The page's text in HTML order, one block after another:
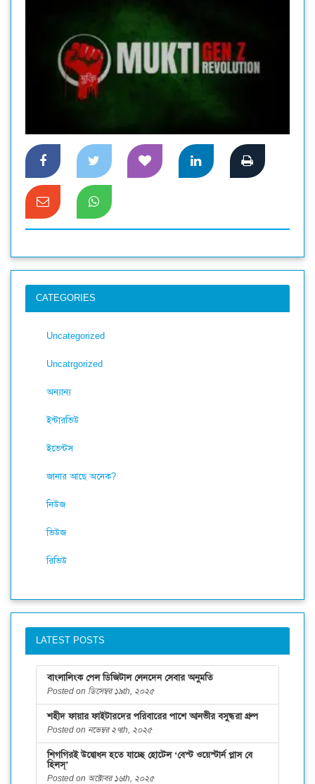
CATEGORIES
Uncategorized
Uncatrgorized
অন্যান্য
ইন্টারভিউ
ইভেন্টস
জানার আছে অনেক?
নিউজ
ভিউজ
রিভিউ
LATEST POSTS
বাংলালিংক পেল ডিজিটাল লেনদেন সেবার অনুমতি
Posted on ডিসেম্বর ১৯th, ২০২৫
শহীদ ফায়ার ফাইটারদের পরিবারের পাশে আনভীর বসুন্ধরা গ্রুপ
Posted on নভেম্বর ২৭th, ২০২৫
শিগগিরই উদ্বোধন হতে যাচ্ছে হোটেল ‘বেস্ট ওয়েস্টার্ন প্লাস বে
হিলস্’
Posted on অক্টোবর ১৬th, ২০২৫